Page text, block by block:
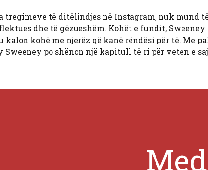
tregimeve të ditëlindjes në Instagram, nuk mund
dhe të gëzueshëm. Kohët e fundit,
kalon kohë me njerëz që kanë rëndësi për të. Me
Sweeney po shënon një kapitull të ri për veten e